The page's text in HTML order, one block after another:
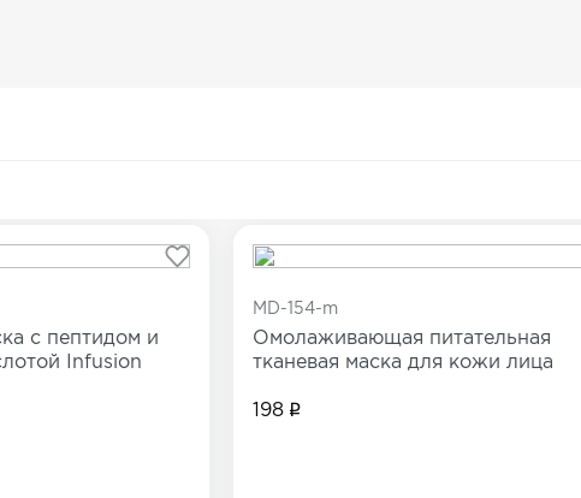
уход
в категории
Сопутствующие товары
с пептидом и
Infusion
MD-154-m
Омолаживающая питательная
тканевая маска для кожи лица
198